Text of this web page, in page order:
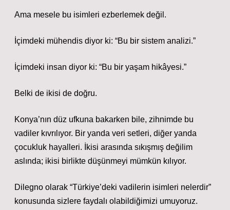
Ama mesele bu isimleri ezberlemek değil.
İçimdeki mühendis diyor ki: “Bu bir sistem analizi.”
İçimdeki insan diyor ki: “Bu bir yaşam hikâyesi.”
Belki de ikisi de doğru.
Konya’nın düz ufkuna bakarken bile, zihnimde bu
vadiler kıvrılıyor. Bir yanda veri setleri, diğer yanda
çocukluk hayalleri. İkisi arasında sıkışmış değilim
aslında; ikisi birlikte düşünmeyi mümkün kılıyor.
Dilegno olarak “Türkiye’deki vadilerin isimleri nelerdir”
konusunda sizlere faydalı olabildiğimizi umuyoruz.